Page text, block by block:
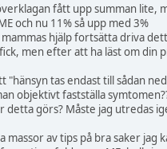
fått upp summan lite,
och nu 11% så upp med 3%
hjälp fortsätta driva
men efter att ha läst om din
"hänsyn tas endast till sådan
objektivt fastställa
detta görs? Måste jag utredas
massor av tips på bra saker